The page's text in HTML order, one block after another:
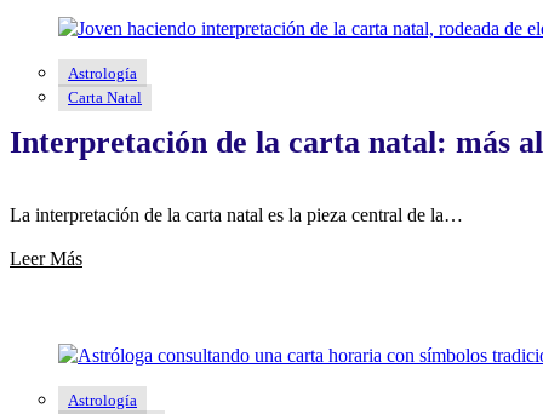
Astrología
Carta Natal
Interpretación de la carta natal: más
La interpretación de la carta natal es la pieza central de la…
Leer Más
Astrología